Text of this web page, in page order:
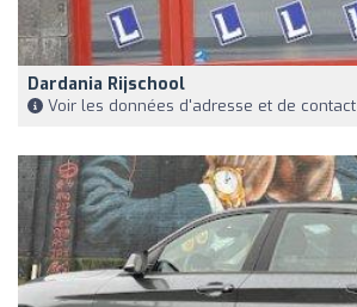
Dardania Rijschool
Voir les données d'adresse et de contact